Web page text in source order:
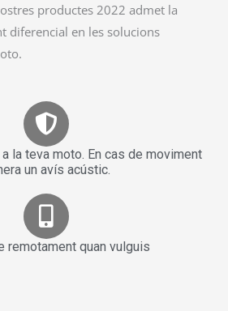
productes 2022 admet la
diferencial en les solucions
la teva moto. En cas de moviment
un avís acústic.
remotament quan vulguis